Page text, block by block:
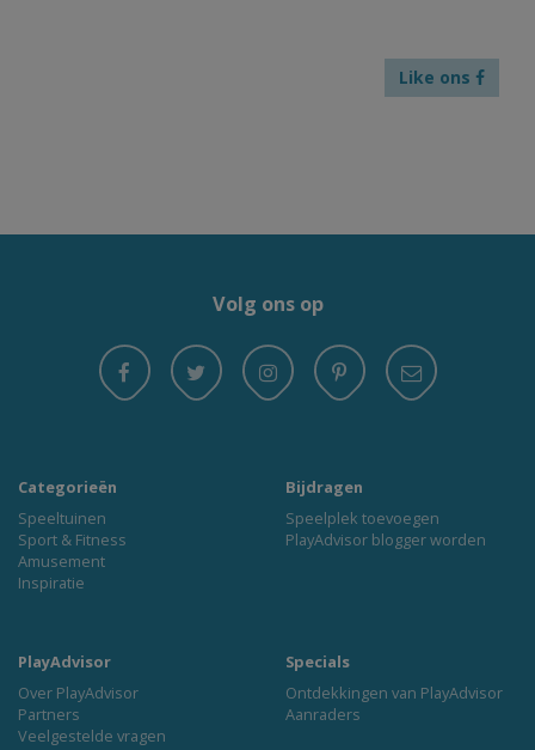
Like ons
Volg ons op
Categorieën
Speeltuinen
Sport & Fitness
Amusement
Inspiratie
Bijdragen
Speelplek toevoegen
PlayAdvisor blogger worden
PlayAdvisor
Over PlayAdvisor
Partners
Veelgestelde vragen
Specials
Ontdekkingen van PlayAdvisor
Aanraders